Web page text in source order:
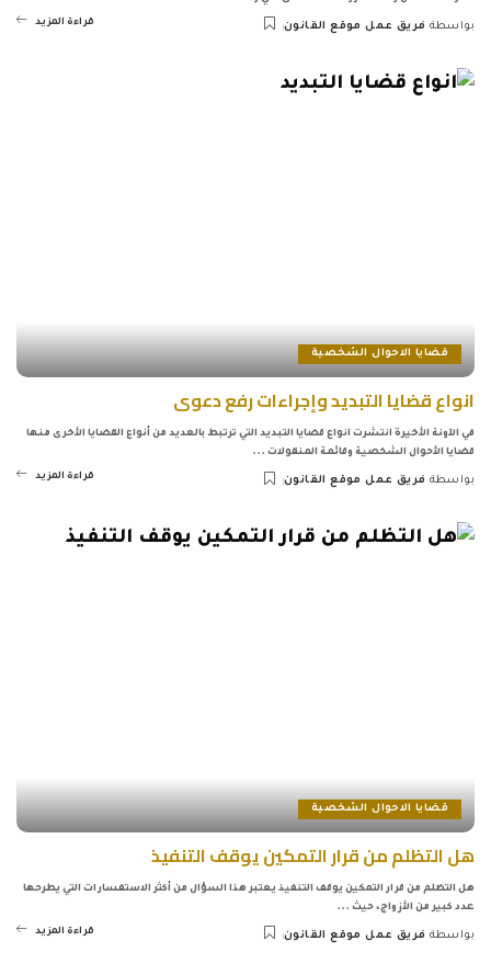
بواسطة فريق عمل موقع القانون قراءة المزيد
قضايا الاحوال الشخصية
انواع قضايا التبديد وإجراءات رفع دعوى
في الآونة الأخيرة انتشرت انواع قضايا التبديد التي ترتبط بالعديد من أنواع القضايا الأخرى منها
قضايا الأحوال الشخصية وقائمة المنقولات ...
بواسطة فريق عمل موقع القانون قراءة المزيد
قضايا الاحوال الشخصية
هل التظلم من قرار التمكين يوقف التنفيذ
هل التظلم من قرار التمكين يوقف التنفيذ يعتبر هذا السؤال من أكثر الاستفسارات التي يطرحها
عدد كبير من الأزواج، حيث ...
Posted
بواسطة فريق عمل موقع القانون قراءة المزيد